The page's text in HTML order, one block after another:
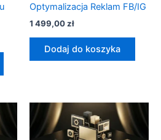
Optymalizacja Reklam FB/IG
1 499,00zł
Dodaj do koszyka